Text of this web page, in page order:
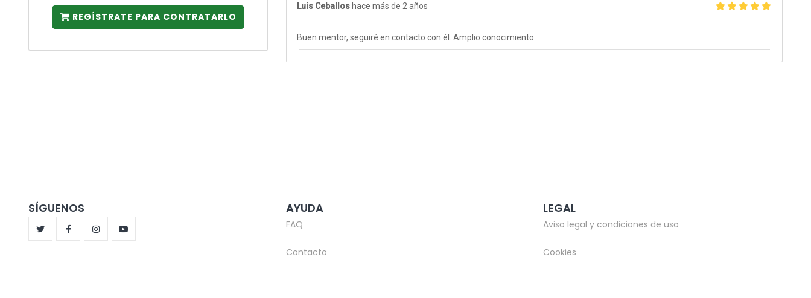
REGÍSTRATE PARA CONTRATARLO
Luis Ceballoshace más de 2 años
Buen mentor, seguiré en contacto con él. Amplio conocimiento.
SÍGUENOS AYUDA
FAQ
Contacto
LEGAL
Aviso legal y condiciones de uso
Cookies